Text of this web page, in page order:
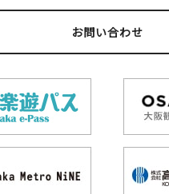
お問い合わせ